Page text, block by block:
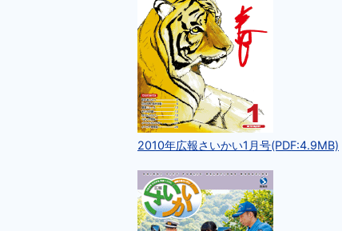
2010年広報さいかい1月号(PDF:4.9MB)